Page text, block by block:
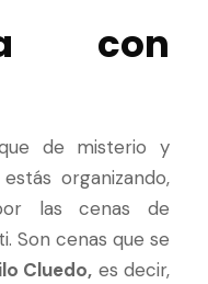
con
de misterio y
organizando,
las cenas de
Son cenas que se
Cluedo, es decir,